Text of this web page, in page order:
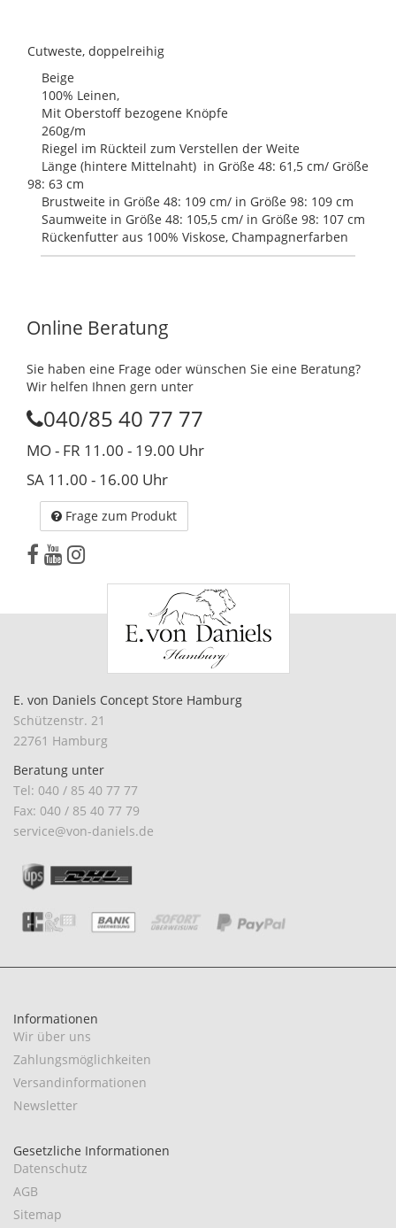
Cutweste, doppelreihig
Beige
100% Leinen,
Mit Oberstoff bezogene Knöpfe
260g/m
Riegel im Rückteil zum Verstellen der Weite
Länge (hintere Mittelnaht) in Größe 48: 61,5 cm/ Größe
98: 63 cm
Brustweite in Größe 48: 109 cm/ in Größe 98: 109 cm
Saumweite in Größe 48: 105,5 cm/ in Größe 98: 107 cm
Rückenfutter aus 100% Viskose, Champagnerfarben
Online Beratung
Sie haben eine Frage oder wünschen Sie eine Beratung?
Wir helfen Ihnen gern unter
040/85 40 77 77
MO - FR 11.00 - 19.00 Uhr
SA 11.00 - 16.00 Uhr
Frage zum Produkt
E. von Daniels Concept Store Hamburg
Schützenstr. 21
22761 Hamburg
Beratung unter
Tel: 040 / 85 40 77 77
Fax: 040 / 85 40 77 79
service@von-daniels.de
Informationen
Wir über uns
Zahlungsmöglichkeiten
Versandinformationen
Newsletter
Gesetzliche Informationen
Datenschutz
AGB
Sitemap